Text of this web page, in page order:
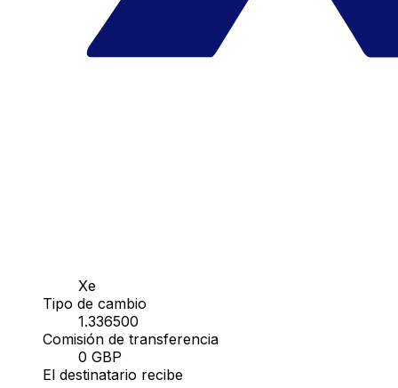
Xe
Tipo de cambio
1.336500
Comisión de transferencia
0 GBP
El destinatario recibe